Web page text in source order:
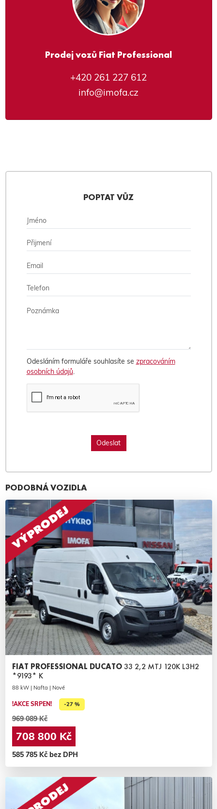
Prodej vozů Fiat Professional
+420 261 227 612
info@imofa.cz
POPTAT VŮZ
Odesláním formuláře souhlasíte se zpracováním
osobních údajů.
PODOBNÁ VOZIDLA
FIAT PROFESSIONAL DUCATO33 2,2 MTJ 120K L3H2
*9193* K
88 kW | Nafta | Nové
!AKCE SRPEN! -27 %
969 089 Kč
708 800 Kč
585 785 Kč bez DPH